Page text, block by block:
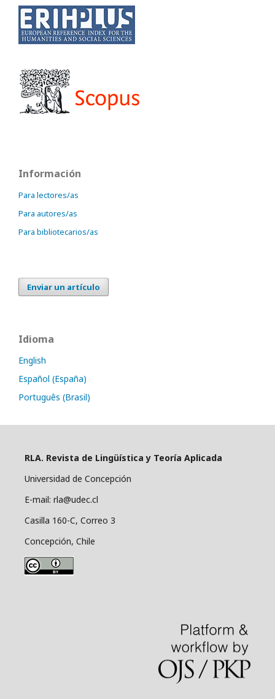
Información
Para lectores/as
Para autores/as
Para bibliotecarios/as
Enviar un artículo
Idioma
English
Español (España)
Português (Brasil)
RLA. Revista de Lingüística y Teoría Aplicada
Universidad de Concepción
E-mail: rla@udec.cl
Casilla 160-C, Correo 3
Concepción, Chile